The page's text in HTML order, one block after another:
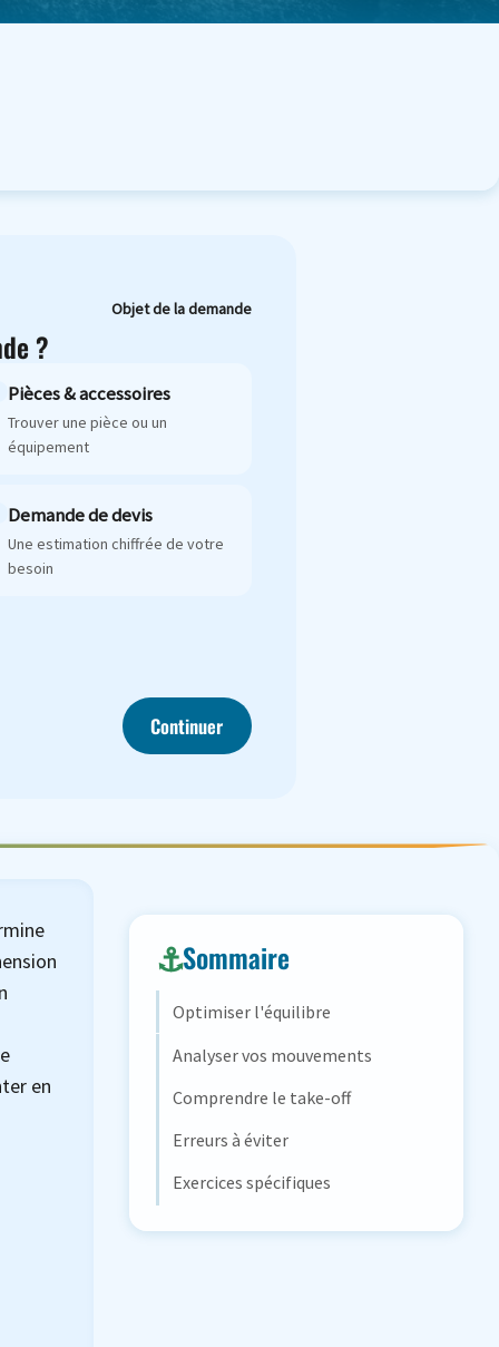
Objet de la demande
?
Pièces & accessoires
Trouver une pièce ou un
équipement
Demande de devis
Une estimation chiffrée de votre
besoin
Continuer
en
Sommaire
Optimiser l'équilibre
Analyser vos mouvements
Comprendre le take-off
Erreurs à éviter
Exercices spécifiques